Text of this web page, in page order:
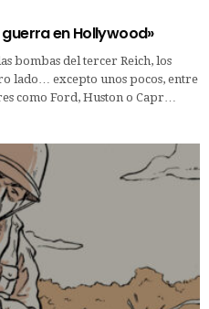
en Hollywood»
bombas del tercer Reich, los
lado… excepto unos pocos, entre
como Ford, Huston o Capr…